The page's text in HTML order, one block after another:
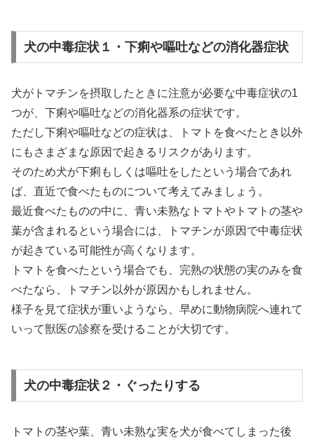
犬の中毒症状１・下痢や嘔吐などの消化器症状
犬がトマチンを摂取したときに注意が必要な中毒症状の1
つが、下痢や嘔吐などの消化器系の症状です。
ただし下痢や嘔吐などの症状は、トマトを食べたとき以外
にもさまざまな原因で起きるリスクがあります。
そのため犬が下痢もしくは嘔吐をしたという場合であれ
ば、直近で食べたものについて考えてみましょう。
最近食べたものの中に、青い未熟なトマトやトマトの茎や
葉が含まれるという場合には、トマチンが原因で中毒症状
が起きている可能性が高くなります。
トマトを食べたという場合でも、完熟の状態の実のみを食
べたなら、トマチン以外が原因かもしれません。
様子を見て症状が重いようなら、早めに動物病院へ連れて
いって獣医の診察を受けることが大切です。
犬の中毒症状２・ぐったりする
トマトの茎や葉、青い未熟な実を犬が食べてしまった後